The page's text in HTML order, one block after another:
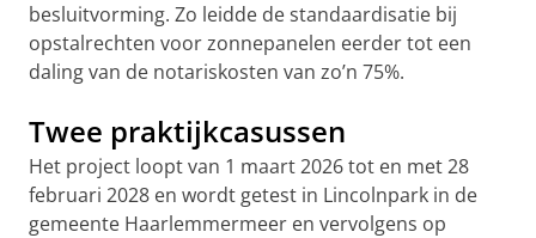
besluitvorming. Zo leidde de standaardisatie bij
opstalrechten voor zonnepanelen eerder tot een
daling van de notariskosten van zo’n 75%.
Twee praktijkcasussen
Het project loopt van 1 maart 2026 tot en met 28
februari 2028 en wordt getest in Lincolnpark in de
gemeente Haarlemmermeer en vervolgens op